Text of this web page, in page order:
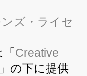
Creative
」の下に提供